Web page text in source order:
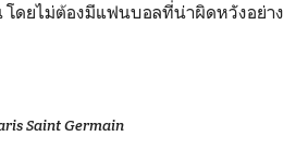
โดยไม่ต้องมีแฟนบอลที่น่าผิดหวังอย่าง
Saint Germain